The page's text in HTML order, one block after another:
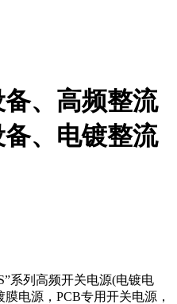
、高频整流
、电镀整流
系列高频开关电源(电镀电
电源，PCB专用开关电源，